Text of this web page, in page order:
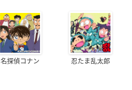
名探偵コナン 忍たま乱太郎